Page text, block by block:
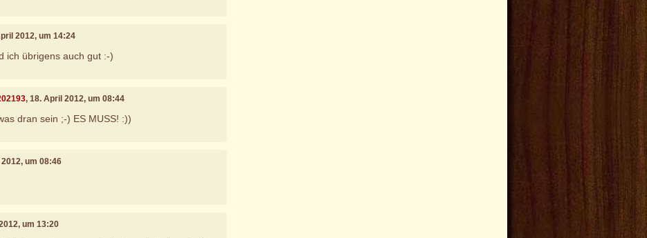
2012, um 14:24
ich übrigens auch gut :-)
, 18. April 2012, um 08:44
dran sein ;-) ES MUSS! :))
um 08:46
um 13:20